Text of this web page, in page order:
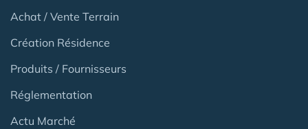
Achat / Vente Terrain
Création Résidence
Produits / Fournisseurs
Réglementation
Actu Marché